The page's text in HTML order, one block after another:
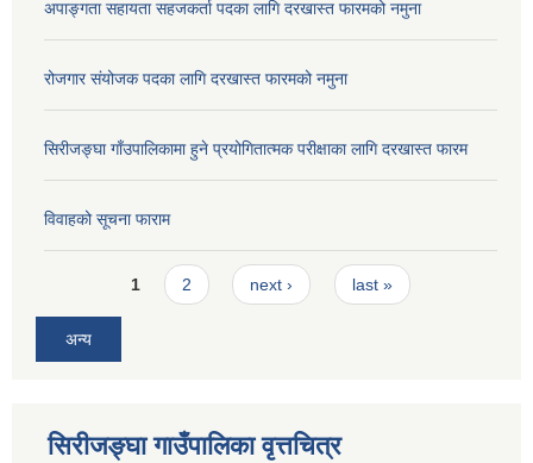
अपाङ्गता सहायता सहजकर्ता पदका लागि दरखास्त फारमको नमुना
रोजगार संयोजक पदका लागि दरखास्त फारमको नमुना
सिरीजङ्घा गाँउपालिकामा हुने प्रयोगितात्मक परीक्षाका लागि दरखास्त फारम
विवाहको सूचना फाराम
Pages1 2 next › last »
अन्य
सिरीजङ्घा गाउँपालिका वृत्तचित्र